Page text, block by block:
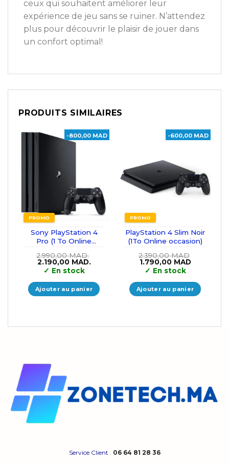
ceux qui souhaitent améliorer leur
expérience de jeu sans se ruiner. N’attendez
plus pour découvrir le plaisir de jouer dans
un confort optimal!
PRODUITS SIMILAIRES
-800,00 MAD
PROMO
Sony PlayStation 4
Pro (1 To Online
2.990,00MAD.
Le
prix
initial
était :
2.990,00 MAD..
2.190,00 MAD.Le
est :
2.190,00 MAD..
✓ En stock
Ajouter au panier
-600,00 MAD
PROMO
PlayStation 4 Slim Noir
(1To Online occasion)
2.390,00MAD
Le
prix
initial
était :
2.390,00 MAD.
1.790,00 MADLe
est :
1.790,00
✓ En stock
Ajouter au panier
Service Client : 06 64 81 28 36